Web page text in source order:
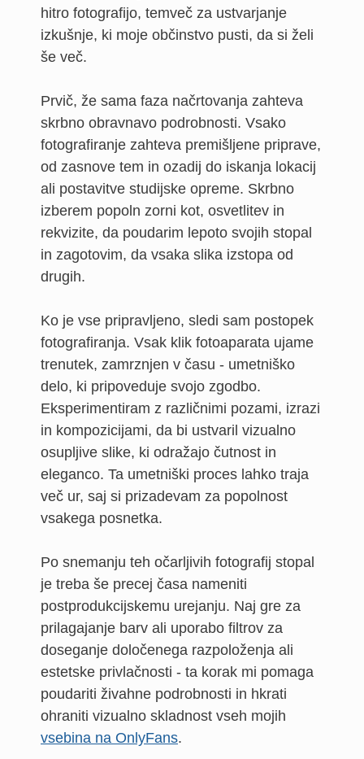
hitro fotografijo, temveč za ustvarjanje
izkušnje, ki moje občinstvo pusti, da si želi
še več.
Prvič, že sama faza načrtovanja zahteva
skrbno obravnavo podrobnosti. Vsako
fotografiranje zahteva premišljene priprave,
od zasnove tem in ozadij do iskanja lokacij
ali postavitve studijske opreme. Skrbno
izberem popoln zorni kot, osvetlitev in
rekvizite, da poudarim lepoto svojih stopal
in zagotovim, da vsaka slika izstopa od
drugih.
Ko je vse pripravljeno, sledi sam postopek
fotografiranja. Vsak klik fotoaparata ujame
trenutek, zamrznjen v času - umetniško
delo, ki pripoveduje svojo zgodbo.
Eksperimentiram z različnimi pozami, izrazi
in kompozicijami, da bi ustvaril vizualno
osupljive slike, ki odražajo čutnost in
eleganco. Ta umetniški proces lahko traja
več ur, saj si prizadevam za popolnost
vsakega posnetka.
Po snemanju teh očarljivih fotografij stopal
je treba še precej časa nameniti
postprodukcijskemu urejanju. Naj gre za
prilagajanje barv ali uporabo filtrov za
doseganje določenega razpoloženja ali
estetske privlačnosti - ta korak mi pomaga
poudariti živahne podrobnosti in hkrati
ohraniti vizualno skladnost vseh mojih
vsebina na OnlyFans.